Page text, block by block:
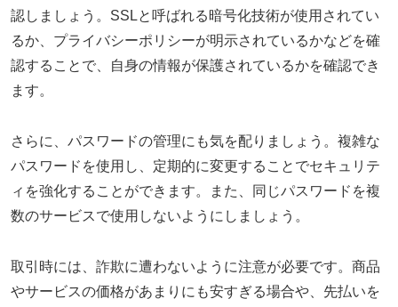
認しましょう。SSLと呼ばれる暗号化技術が使用されてい
るか、プライバシーポリシーが明示されているかなどを確
認することで、自身の情報が保護されているかを確認でき
ます。
さらに、パスワードの管理にも気を配りましょう。複雑な
パスワードを使用し、定期的に変更することでセキュリテ
ィを強化することができます。また、同じパスワードを複
数のサービスで使用しないようにしましょう。
取引時には、詐欺に遭わないように注意が必要です。商品
やサービスの価格があまりにも安すぎる場合や、先払いを